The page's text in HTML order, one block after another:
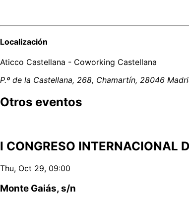
Localización
Aticco Castellana - Coworking Castellana
P.º de la Castellana, 268, Chamartín, 28046
Otros eventos
I CONGRESO INTERNACIONAL
Thu, Oct 29, 09:00
Monte Gaiás, s/n